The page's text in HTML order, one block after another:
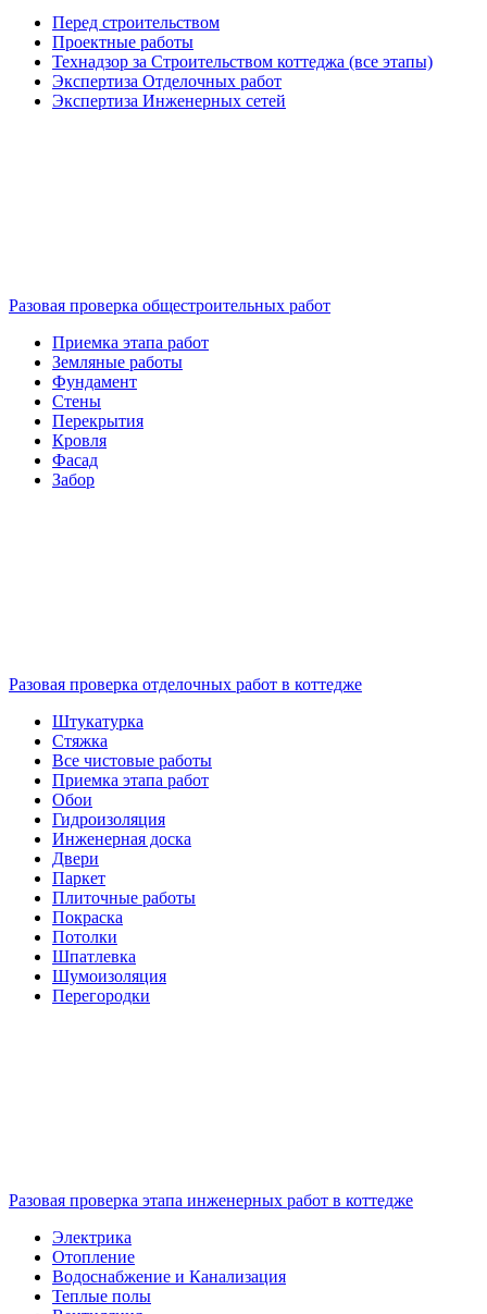
Перед строительством
Проектные работы
Технадзор за Строительством коттеджа (все этапы)
Экспертиза Отделочных работ
Экспертиза Инженерных сетей
Разовая проверка общестроительных работ
Приемка этапа работ
Земляные работы
Фундамент
Стены
Перекрытия
Кровля
Фасад
Забор
Разовая проверка отделочных работ в коттедже
Штукатурка
Стяжка
Все чистовые работы
Приемка этапа работ
Обои
Гидроизоляция
Инженерная доска
Двери
Паркет
Плиточные работы
Покраска
Потолки
Шпатлевка
Шумоизоляция
Перегородки
Разовая проверка этапа инженерных работ в коттедже
Электрика
Отопление
Водоснабжение и Канализация
Теплые полы